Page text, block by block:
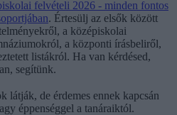
felvételi 2026 - minden fontos
. Értesülj az elsők között
a középiskolai
a központi írásbeliről,
listákról. Ha van kérdésed,
segítünk.
látják, de érdemes ennek kapcsán
éppenséggel a tanáraiktól.